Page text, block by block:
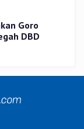
Goro
DBD